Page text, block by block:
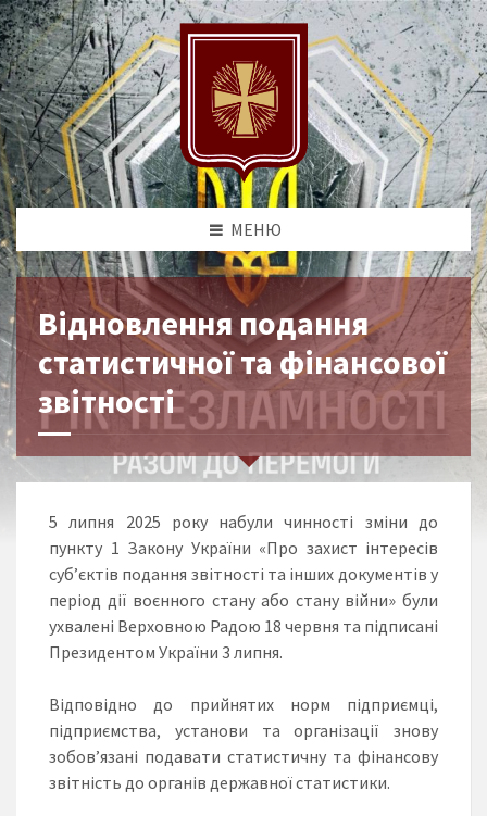
МЕНЮ
Відновлення подання
статистичної та фінансової
звітності
5 липня 2025 року набули чинності зміни до
пункту 1 Закону України «Про захист інтересів
суб’єктів подання звітності та інших документів у
період дії воєнного стану або стану війни» були
ухвалені Верховною Радою 18 червня та підписані
Президентом України 3 липня.
Відповідно до прийнятих норм підприємці,
підприємства, установи та організації знову
зобов’язані подавати статистичну та фінансову
звітність до органів державної статистики.